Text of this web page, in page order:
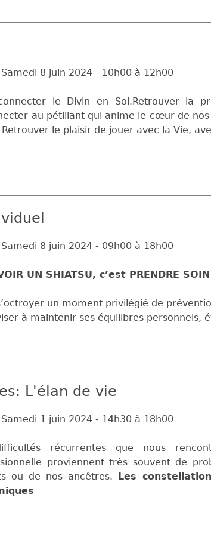
Samedi 8 juin 2024 - 10h00 à 12h00
le Divin en Soi.Retrouver la
au pétillant qui anime le cœur de
le plaisir de jouer avec la Vie,
Samedi 8 juin 2024 - 09h00 à 18h00
UN SHIATSU, c’est PRENDRE
un moment privilégié de
à maintenir ses équilibres personnels,
L'élan de vie
Samedi 1 juin 2024 - 14h30 à 18h00
récurrentes que nous
proviennent très souvent de
ou de nos ancêtres. Les